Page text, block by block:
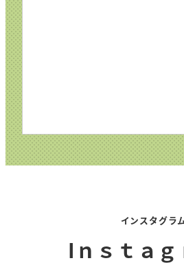
インスタグラ
Iｎｓｔａｇ